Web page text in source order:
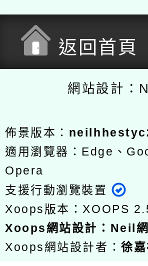
返回首頁
網站設計：
佈景版本：
適用瀏覽器：Edge、
Opera
支援行動瀏覽裝置
Xoops版本：XOOPS
Xoops網站設計 ： Neil
Xoops網站設計者：徐